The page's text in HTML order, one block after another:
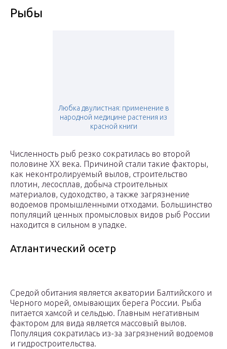
Рыбы
Любка двулистная: применение в
народной медицине растения из
красной книги
Численность рыб резко сократилась во второй
половине XX века. Причиной стали такие факторы,
как неконтролируемый вылов, строительство
плотин, лесосплав, добыча строительных
материалов, судоходство, а также загрязнение
водоемов промышленными отходами. Большинство
популяций ценных промысловых видов рыб России
находится в сильном в упадке.
Атлантический осетр
Средой обитания является акватории Балтийского и
Черного морей, омывающих берега России. Рыба
питается хамсой и сельдью. Главным негативным
фактором для вида является массовый вылов.
Популяция сократилась из-за загрязнений водоемов
и гидростроительства.